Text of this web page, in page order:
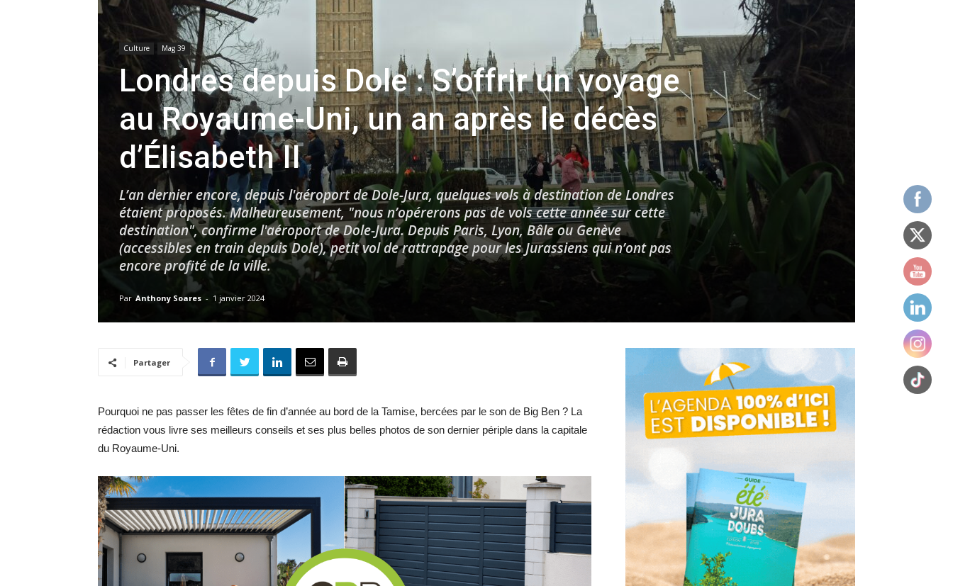
locale
Hebdo39
Culture Mag 39
Londres depuis Dole : S’offrir un voyage
au Royaume-Uni, un an après le décès
d’Élisabeth II
L’an dernier encore, depuis l'aéroport de Dole-Jura, quelques vols à destination de Londres
étaient proposés. Malheureusement, "nous n’opérerons pas de vols cette année sur cette
destination", confirme l'aéroport de Dole-Jura. Depuis Paris, Lyon, Bâle ou Genève
(accessibles en train depuis Dole), petit vol de rattrapage pour les Jurassiens qui n’ont pas
encore profité de la ville.
Par Anthony Soares - 1 janvier 2024
Partager
Pourquoi ne pas passer les fêtes de fin d’année au bord de la Tamise, bercées par le son de Big Ben ? La
rédaction vous livre ses meilleurs conseils et ses plus belles photos de son dernier périple dans la capitale
du Royaume-Uni.